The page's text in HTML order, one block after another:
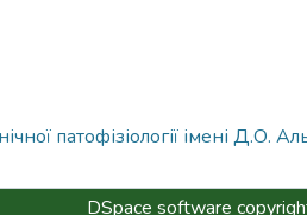
патофізіології імені Д.О.
DSpace software